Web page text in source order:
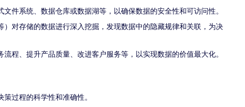
件系统、数据仓库或数据湖等，以确保数据的安全性和可访问性。
对存储的数据进行深入挖掘，发现数据中的隐藏规律和关联，为决
程、提升产品质量、改进客户服务等，以实现数据的价值最大化。
过程的科学性和准确性。